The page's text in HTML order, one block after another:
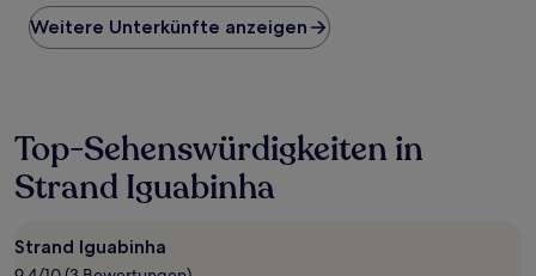
Preis
pro
Nacht,
letzten
24 Stunden
für
einen
mit
1 Übernachtung
Weitere Unterkünfte anzeigen
Top-Sehenswürdigkeiten in
Strand Iguabinha
Strand Iguabinha